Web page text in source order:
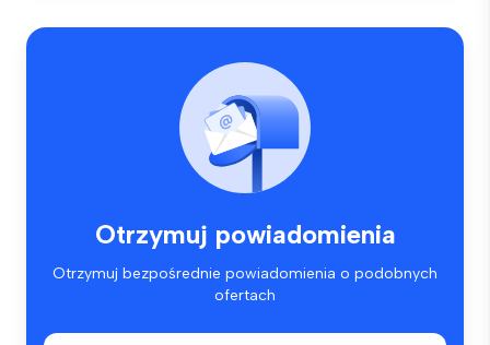
Otrzymuj powiadomienia
Otrzymuj bezpośrednie powiadomienia o podobnych
ofertach